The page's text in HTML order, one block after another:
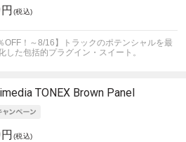
(税込)
OFF！～8/16】トラックのポテンシャルを最
た包括的プラグイン・スイート。
TONEX Brown Panel
(税込)